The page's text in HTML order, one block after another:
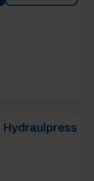
Hydraulpress